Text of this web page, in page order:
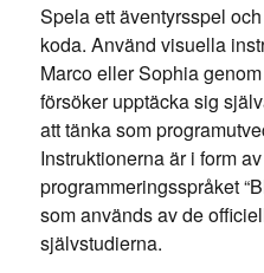
Spela ett äventyrsspel
koda. Använd visuella
Marco eller Sophia
försöker upptäcka sig
att tänka som
Instruktionerna är i form
programmeringsspråket
som används av de
självstudierna.